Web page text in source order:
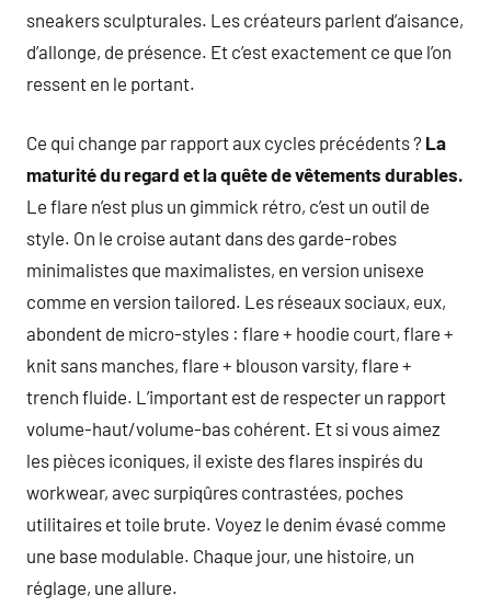
sneakers sculpturales. Les créateurs parlent d’aisance,
d’allonge, de présence. Et c’est exactement ce que l’on
ressent en le portant.
Ce qui change par rapport aux cycles précédents ? La
maturité du regard et la quête de vêtements durables.
Le flare n’est plus un gimmick rétro, c’est un outil de
style. On le croise autant dans des garde-robes
minimalistes que maximalistes, en version unisexe
comme en version tailored. Les réseaux sociaux, eux,
abondent de micro-styles : flare + hoodie court, flare +
knit sans manches, flare + blouson varsity, flare +
trench fluide. L’important est de respecter un rapport
volume-haut/volume-bas cohérent. Et si vous aimez
les pièces iconiques, il existe des flares inspirés du
workwear, avec surpiqûres contrastées, poches
utilitaires et toile brute. Voyez le denim évasé comme
une base modulable. Chaque jour, une histoire, un
réglage, une allure.